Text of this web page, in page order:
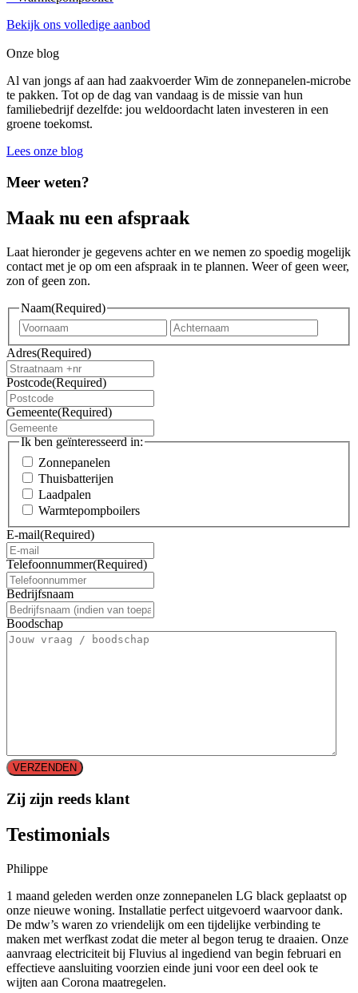
Bekijk ons volledige aanbod
Onze blog
Al van jongs af aan had zaakvoerder Wim de zonnepanelen-microbe
te pakken. Tot op de dag van vandaag is de missie van hun
familiebedrijf dezelfde: jou weldoordacht laten investeren in een
groene toekomst.
Lees onze blog
Meer weten?
Maak nu een afspraak
Laat hieronder je gegevens achter en we nemen zo spoedig mogelijk
contact met je op om een afspraak in te plannen. Weer of geen weer,
zon of geen zon.
Naam(Required)
Voornaam
Adres(Required)
Postcode(Required)
Gemeente(Required)
Ik ben geïnteresseerd in:
Zonnepanelen
Thuisbatterijen
Laadpalen
Warmtepompboilers
E-mail(Required)
Telefoonnummer(Required)
Bedrijfsnaam
Boodschap
Zij zijn reeds klant
Testimonials
Philippe
1 maand geleden werden onze zonnepanelen LG black geplaatst op
onze nieuwe woning. Installatie perfect uitgevoerd waarvoor dank.
De mdw’s waren zo vriendelijk om een tijdelijke verbinding te
maken met werfkast zodat die meter al begon terug te draaien. Onze
aanvraag electriciteit bij Fluvius al ingediend van begin februari en
effectieve aansluiting voorzien einde juni voor een deel ook te
wijten aan Corona maatregelen.